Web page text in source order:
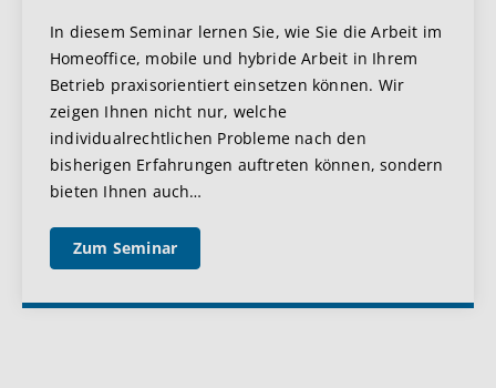
In diesem Seminar lernen Sie, wie Sie die Arbeit im
Homeoffice, mobile und hybride Arbeit in Ihrem
Betrieb praxisorientiert einsetzen können. Wir
zeigen Ihnen nicht nur, welche
individualrechtlichen Probleme nach den
bisherigen Erfahrungen auftreten können, sondern
bieten Ihnen auch…
Zum Seminar